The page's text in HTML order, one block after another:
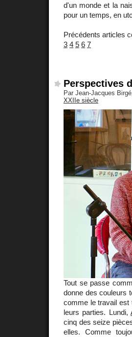
d'un monde et la
pour un temps, en
Précédents articles
3 4 5 6 7
Perspectives
Par Jean-Jacques
XXIIe siècle
Tout se passe
donne des couleurs
comme le travail est
leurs parties. Lundi,
cinq des seize
elles. Comme